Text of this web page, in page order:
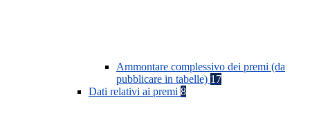
Ammontare complessivo dei premi (da
pubblicare in tabelle) 17
Dati relativi ai premi 8